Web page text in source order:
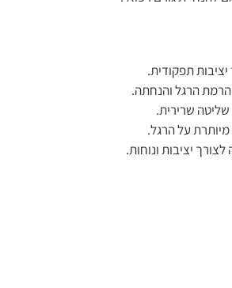
תפקודית.
הרגל והנחתה.
שרירית.
על הרגל.
יציבות ונוחות.